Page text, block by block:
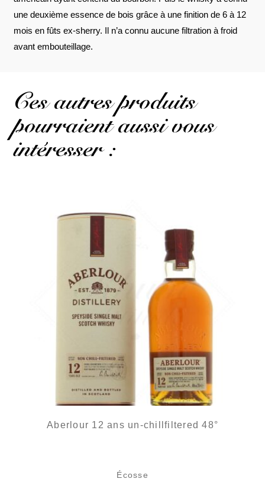
une deuxième essence de bois grâce à une finition de 6 à 12
mois en fûts ex-sherry. Il n’a connu aucune filtration à froid
avant embouteillage.
Ces autres produits
pourraient aussi vous
intéresser :
Aberlour 12 ans un-chillfiltered 48°
Écosse